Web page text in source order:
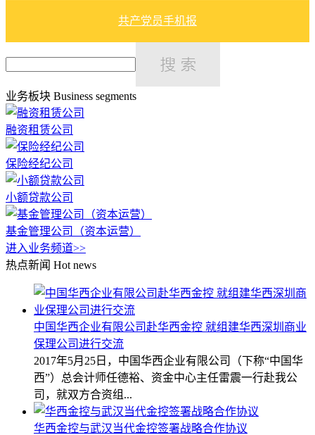
共产党员手机报
业务板块 Business segments
融资租赁公司
保险经纪公司
小额贷款公司
基金管理公司（资本运营）
进入业务频道>>
热点新闻 Hot news
中国华西企业有限公司赴华西金控 就组建华西深圳商业
保理公司进行交流
2017年5月25日，中国华西企业有限公司（下称“中国华
西”）总会计师任德裕、资金中心主任雷震一行赴我公
司，就双方合资组...
华西金控与武汉当代金控签署战略合作协议